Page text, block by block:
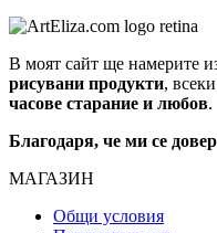
В моят сайт ще намерите
рисувани продукти,
часове старание и любов.
Благодаря, че ми се
МАГАЗИН
Общи условия